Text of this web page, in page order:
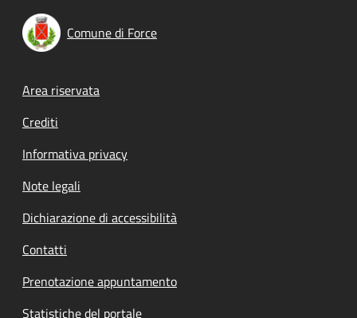
Comune di Force
Footer menu
Area riservata
Crediti
Informativa privacy
Note legali
Dichiarazione di accessibilità
Contatti
Prenotazione appuntamento
Statistiche del portale